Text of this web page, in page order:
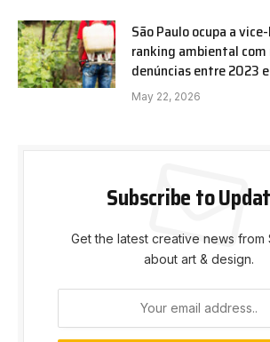
São Paulo ocupa a
ranking ambiental
denúncias entre 2023
May 22, 2026
Subscribe to
Get the latest creative news from
about art & design.